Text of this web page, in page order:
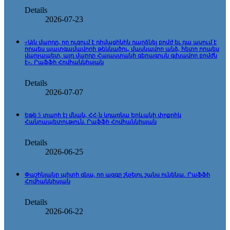
Details
2026-07-23
«Այն մարդը, որ ուզում է դիմացինին դարձնել բոմժ եւ դա ասում է
որպես պատգամավորի թեկնածու, մասնավոր անձ, հետո որպես
վարչապետ, այդ մարդը Հայաստանի գերագույն գլխավոր բոմժն
է». Րաֆֆի Հովհաննիսյան
Details
2026-07-07
Եթե 5 տարի էլ մնան, ՀՀ-ն կդառնա Երևանի փոքրիկ
Հանրապետություն. Րաֆֆի Հովհաննիսյան
Details
2026-06-25
Փաշինյանը պիտի գնա, որ ազգը շնչելու շանս ունենա․ Րաֆֆի
Հովհաննիսյան
Details
2026-06-22